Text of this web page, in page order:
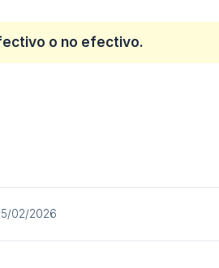
o no efectivo.
02/2026